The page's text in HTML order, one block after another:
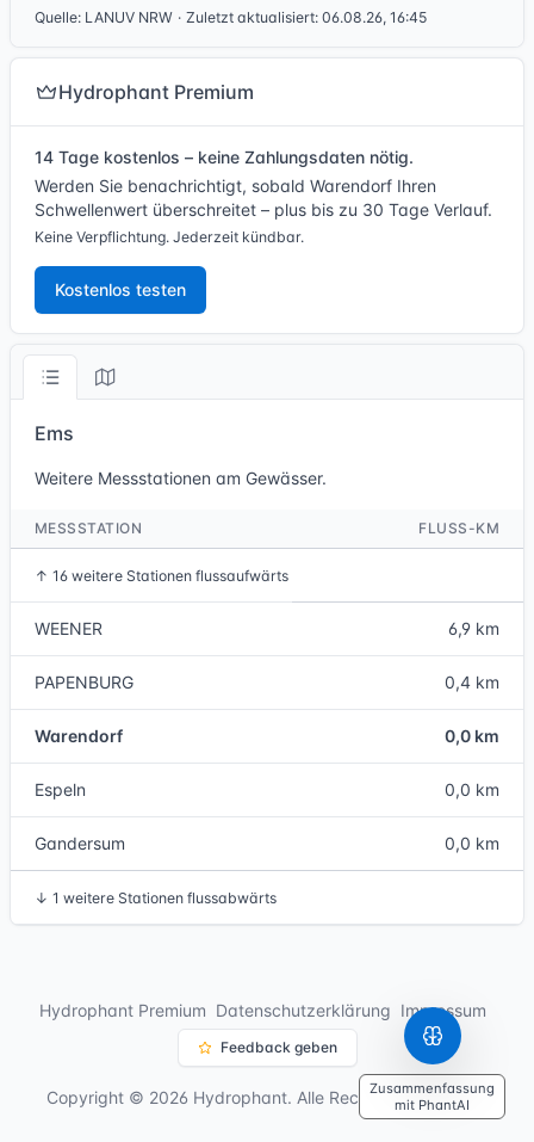
Quelle: LANUV NRW · Zuletzt aktualisiert: 06.08.26, 16:45
Hydrophant Premium
14 Tage kostenlos – keine Zahlungsdaten nötig.
Werden Sie benachrichtigt, sobald Warendorf Ihren
Schwellenwert überschreitet – plus bis zu 30 Tage Verlauf.
Keine Verpflichtung. Jederzeit kündbar.
Kostenlos testen
Ems
Weitere Messstationen am Gewässer.
MESSSTATION FLUSS-KM
↑ 16 weitere Stationen flussaufwärts
WEENER 6,9 km
PAPENBURG 0,4 km
Warendorf 0,0 km
Espeln 0,0 km
Gandersum 0,0 km
↓ 1 weitere Stationen flussabwärts
Zusammenfassung
mit PhantAI
Hydrophant Premium Datenschutzerklärung Impressum
Feedback geben
Copyright © 2026 Hydrophant. Alle Rechte vorbehalten.